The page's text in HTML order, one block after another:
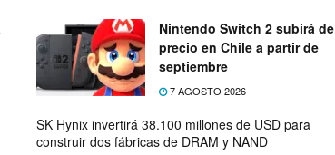
Nintendo Switch 2 subirá de
precio en Chile a partir de
septiembre
7 AGOSTO 2026
SK Hynix invertirá 38.100 millones de USD para
construir dos fábricas de DRAM y NAND